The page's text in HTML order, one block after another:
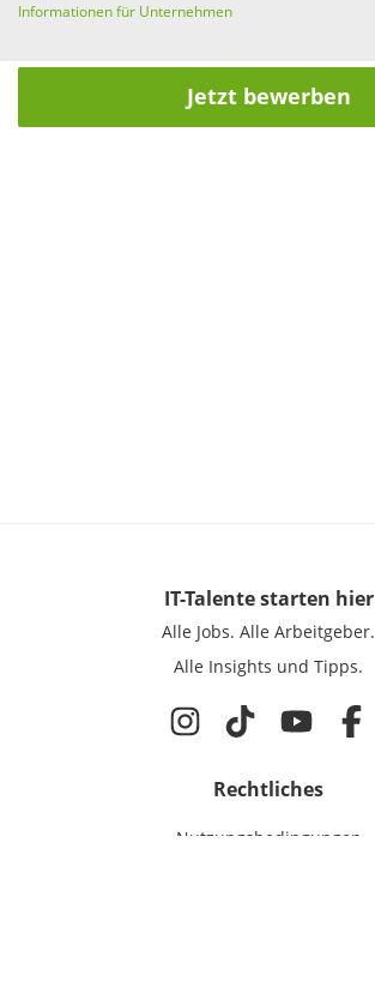
Informationen für Unternehmen
Jetzt bewerben
IT-Talentestarten hier
Alle Jobs. Alle Arbeitgeber.
Alle Insights und Tipps.
Rechtliches
Nutzungsbedingungen